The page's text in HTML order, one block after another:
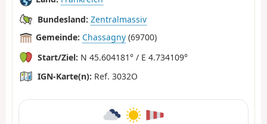
Bundesland: Zentralmassiv
Gemeinde: Chassagny (69700)
Start/Ziel: N 45.604181° / E 4.734109°
IGN-Karte(n): Ref. 3032O